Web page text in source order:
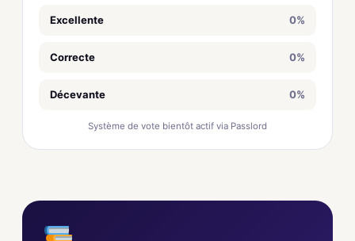
Excellente 0%
Correcte 0%
Décevante 0%
Système de vote bientôt actif via Passlord